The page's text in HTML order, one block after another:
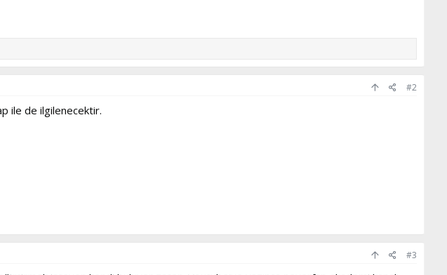
#2
ile de ilgilenecektir.
#3